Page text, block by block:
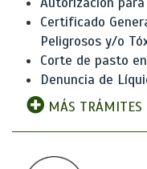
Certificado
Peligrosos y/o
Corte de pasto
Denuncia de
MÁS TRÁMITES